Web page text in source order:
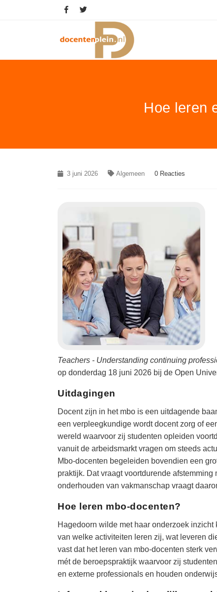
Hoe leren
3 juni 2026 Algemeen 0 Reacties
Teachers - Understanding continuing
op donderdag 18 juni 2026 bij de Open
Uitdagingen
Docent zijn in het mbo is een uitdagende
een verpleegkundige wordt docent zorg of
wereld waarvoor zij studenten opleiden
vanuit de arbeidsmarkt vragen om steeds
Mbo-docenten begeleiden bovendien een
praktijk. Dat vraagt voortdurende
onderhouden van vakmanschap vraagt
Hoe leren mbo-docenten?
Hagedoorn wilde met haar onderzoek
van welke activiteiten leren zij, wat leveren
vast dat het leren van mbo-docenten sterk
mét de beroepspraktijk waarvoor zij
en externe professionals en houden